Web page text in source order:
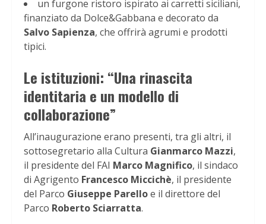
un furgone ristoro ispirato ai carretti siciliani,
finanziato da Dolce&Gabbana e decorato da
Salvo Sapienza, che offrirà agrumi e prodotti
tipici.
Le istituzioni: “Una rinascita
identitaria e un modello di
collaborazione”
All’inaugurazione erano presenti, tra gli altri, il
sottosegretario alla Cultura Gianmarco Mazzi,
il presidente del FAI Marco Magnifico, il sindaco
di Agrigento Francesco Miccichè, il presidente
del Parco Giuseppe Parelloe il direttore del
Parco Roberto Sciarratta.